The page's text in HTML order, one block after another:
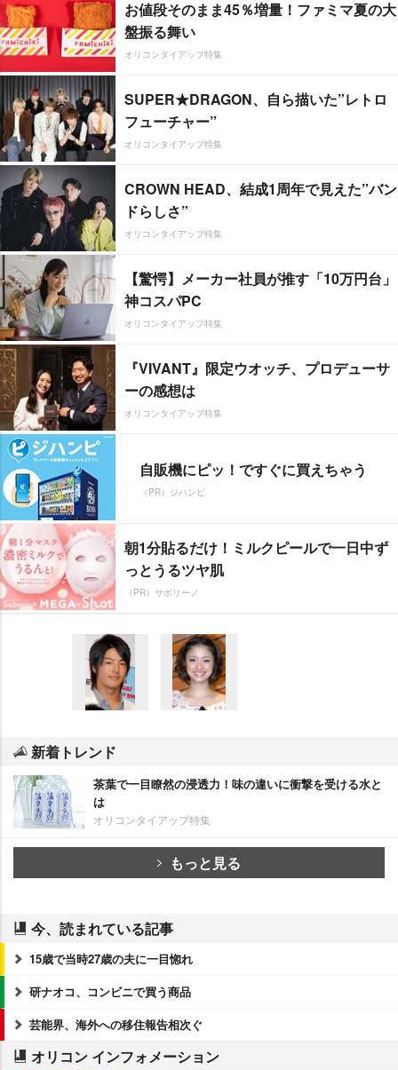
お値段そのまま45％増量！ファミマ夏の大
盤振る舞い
オリコンタイアップ特集
SUPER★DRAGON、自ら描いた”レトロ
フューチャー”
オリコンタイアップ特集
CROWN HEAD、結成1周年で見えた”バン
ドらしさ”
オリコンタイアップ特集
【驚愕】メーカー社員が推す「10万円台」
神コスパPC
オリコンタイアップ特集
『VIVANT』限定ウオッチ、プロデューサ
ーの感想は
オリコンタイアップ特集
自販機にピッ！ですぐに買えちゃう
（PR）ジハンピ
朝1分貼るだけ！ミルクピールで一日中ず
っとうるツヤ肌
（PR）サボリーノ
新着トレンド
茶葉で一目瞭然の浸透力！味の違いに衝撃を受ける水と
は
オリコンタイアップ特集
もっと見る
今、読まれている記事
15歳で当時27歳の夫に一目惚れ
研ナオコ、コンビニで買う商品
芸能界、海外への移住報告相次ぐ
オリコン インフォメーション